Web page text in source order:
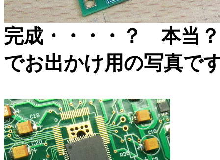
完成・・・・？ 本当
でお出かけ用の写真で